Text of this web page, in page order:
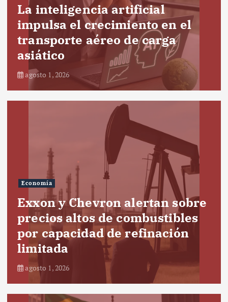
La inteligencia artificial
impulsa el crecimiento en el
transporte aéreo de carga
asiático
agosto 1, 2026
Economía
Exxon y Chevron alertan sobre
precios altos de combustibles
por capacidad de refinación
limitada
agosto 1, 2026